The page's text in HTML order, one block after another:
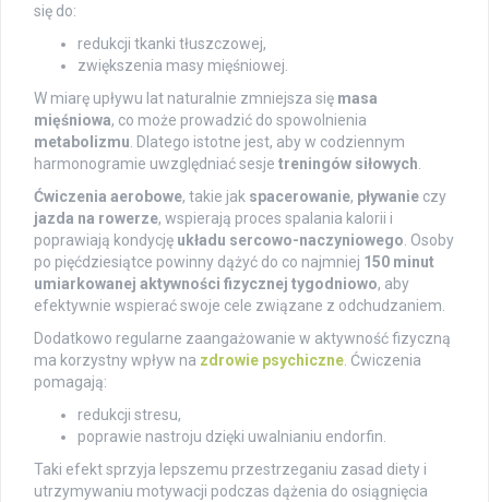
się do:
redukcji tkanki tłuszczowej,
zwiększenia masy mięśniowej.
W miarę upływu lat naturalnie zmniejsza się masa
mięśniowa, co może prowadzić do spowolnienia
metabolizmu . Dlatego istotne jest, aby w codziennym
harmonogramie uwzględniać sesje treningów siłowych
Ćwiczenia aerobowe, takie jak spacerowanie, pływanie czy
jazda na rowerze, wspierają proces spalania kalorii i
poprawiają kondycję układu sercowo-naczyniowego . Osoby
po pięćdziesiątce powinny dążyć do co najmniej 150 minut
umiarkowanej aktywności fizycznej tygodniowo, aby
efektywnie wspierać swoje cele związane z odchudzaniem.
Dodatkowo regularne zaangażowanie w aktywność fizyczną
ma korzystny wpływ na zdrowie psychiczne . Ćwiczenia
pomagają:
redukcji stresu,
poprawie nastroju dzięki uwalnianiu endorfin.
Taki efekt sprzyja lepszemu przestrzeganiu zasad diety i
utrzymywaniu motywacji podczas dążenia do osiągnięcia